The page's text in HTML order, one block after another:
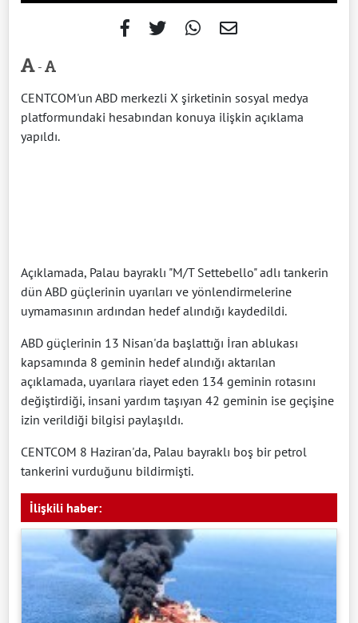
-
CENTCOM'un ABD merkezli X şirketinin sosyal medya
platformundaki hesabından konuya ilişkin açıklama
yapıldı.
Açıklamada, Palau bayraklı "M/T Settebello" adlı tankerin
dün ABD güçlerinin uyarıları ve yönlendirmelerine
uymamasının ardından hedef alındığı kaydedildi.
ABD güçlerinin 13 Nisan'da başlattığı İran ablukası
kapsamında 8 geminin hedef alındığı aktarılan
açıklamada, uyarılara riayet eden 134 geminin rotasını
değiştirdiği, insani yardım taşıyan 42 geminin ise geçişine
izin verildiği bilgisi paylaşıldı.
CENTCOM 8 Haziran'da, Palau bayraklı boş bir petrol
tankerini vurduğunu bildirmişti.
İlişkili haber: